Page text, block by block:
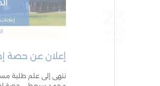
إعلان عن حصة
ننهى إلى علم طلبة